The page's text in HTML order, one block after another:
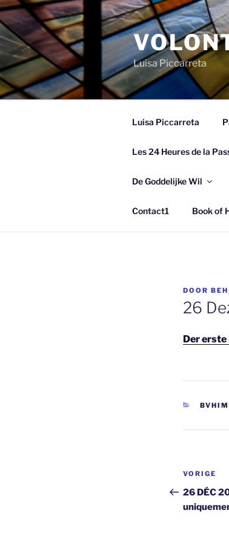
Spring
naar
de
inhoud
Luisa Piccarreta
Luisa Piccarreta
Les 24 Heures de la
De Goddelijke Wil
Contact1 Book of
OP
DOOR
26
Der
Vorig
bericht
VORIGE
26 DÉC